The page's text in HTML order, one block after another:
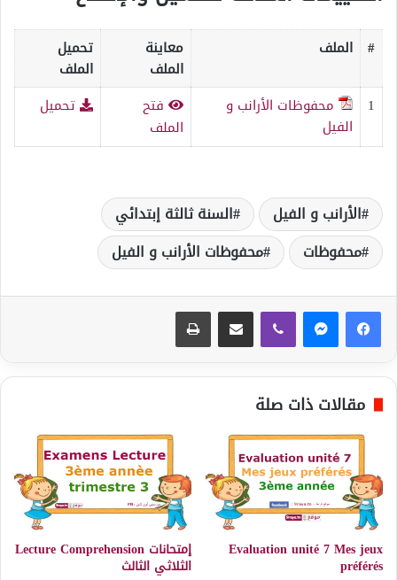
# الملف
معاينة
الملف
تحميل
الملف
1
محفوظات الأرانب و
الفيل
فتح
الملف
تحميل
الأرانب و الفيل
السنة ثالثة إبتدائي
محفوظات
محفوظات الأرانب و الفيل
مقالات ذات صلة
Evaluation unité 7 Mes jeux
préférés
إمتحانات Lecture Comprehension
الثلاثي الثالث